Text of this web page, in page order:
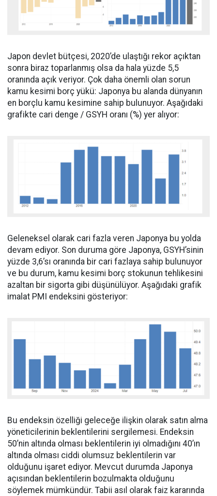
Japon devlet bütçesi, 2020’de ulaştığı rekor açıktan
sonra biraz toparlanmış olsa da hala yüzde 5,5
oranında açık veriyor. Çok daha önemli olan sorun
kamu kesimi borç yükü: Japonya bu alanda dünyanın
en borçlu kamu kesimine sahip bulunuyor. Aşağıdaki
grafikte cari denge / GSYH oranı (%) yer alıyor:
Geleneksel olarak cari fazla veren Japonya bu yolda
devam ediyor. Son duruma göre Japonya, GSYH’sinin
yüzde 3,6’sı oranında bir cari fazlaya sahip bulunuyor
ve bu durum, kamu kesimi borç stokunun tehlikesini
azaltan bir sigorta gibi düşünülüyor. Aşağıdaki grafik
imalat PMI endeksini gösteriyor:
Bu endeksin özelliği geleceğe ilişkin olarak satın alma
yöneticilerinin beklentilerini sergilemesi. Endeksin
50’nin altında olması beklentilerin iyi olmadığını 40’ın
altında olması ciddi olumsuz beklentilerin var
olduğunu işaret ediyor. Mevcut durumda Japonya
açısından beklentilerin bozulmakta olduğunu
söylemek mümkündür. Tabii asıl olarak faiz kararında